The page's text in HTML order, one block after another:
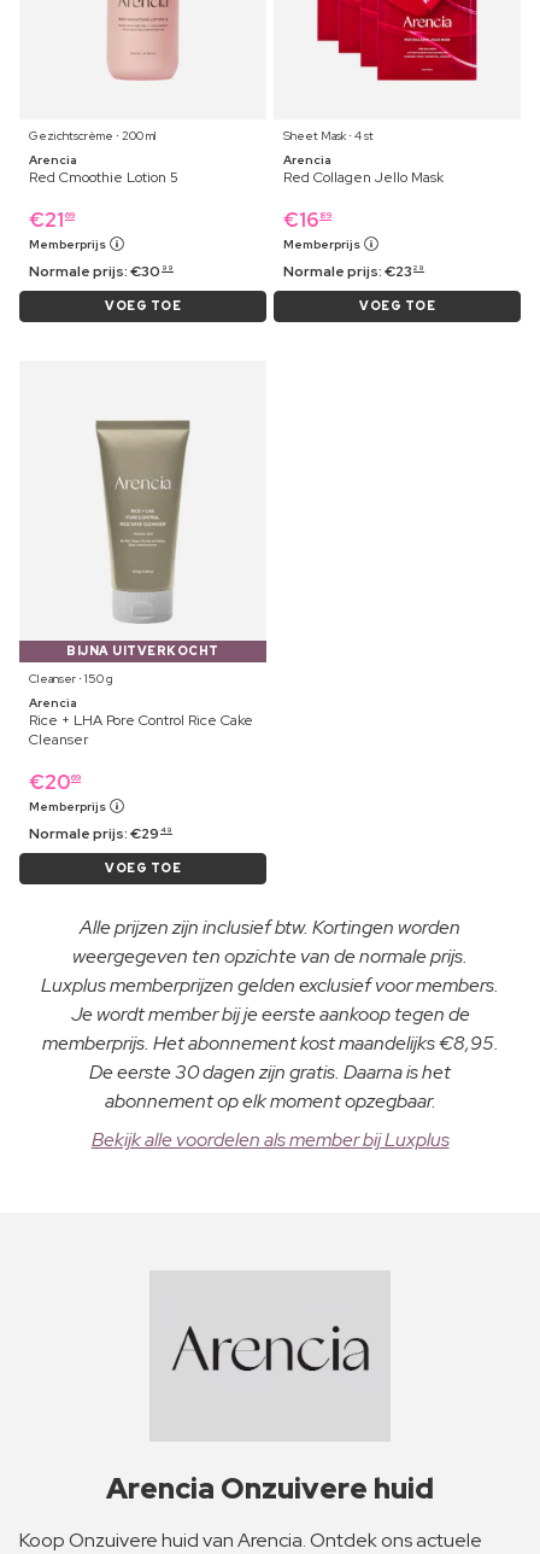
Gezichtscrème ⋅ 200 ml
Arencia
Red Cmoothie Lotion 5
€21 69
Memberprijs
Normale prijs:€30 99
VOEG TOE
Sheet Mask ⋅ 4 st
Arencia
Red Collagen Jello Mask
€16 89
Memberprijs
Normale prijs:€23 29
VOEG TOE
BIJNA UITVERKOCHT
Cleanser ⋅ 150 g
Arencia
Rice + LHA Pore Control Rice Cake
Cleanser
€2069
Memberprijs
Normale prijs:€29 49
VOEG TOE
Alle prijzen zijn inclusief btw. Kortingen worden
weergegeven ten opzichte van de normale prijs.
Luxplus memberprijzen gelden exclusief voor members.
Je wordt member bij je eerste aankoop tegen de
memberprijs. Het abonnement kost maandelijks €8,95.
De eerste 30 dagen zijn gratis. Daarna is het
abonnement op elk moment opzegbaar.
Bekijk alle voordelen als member bij Luxplus
Arencia Onzuivere huid
Koop Onzuivere huid van Arencia. Ontdek ons actuele